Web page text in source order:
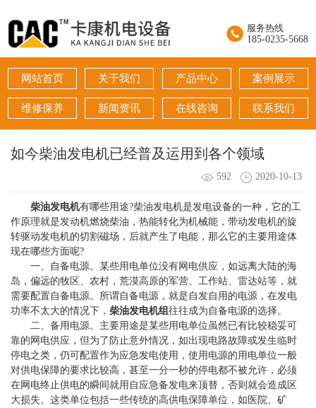
服务热线
185-0235-5668
网站首页 关于我们 产品中心 案例展示
维修保养 新闻资讯 在线咨询 联系我们
如今柴油发电机已经普及运用到各个领域
592 2020-10-13
柴油发电机有哪些用途?柴油发电机是发电设备的一种，它的工
作原理就是发动机燃烧柴油，热能转化为机械能，带动发电机的旋
转驱动发电机的切割磁场，后就产生了电能，那么它的主要用途体
现在哪些方面呢?
一、自备电源。某些用电单位没有网电供应，如远离大陆的海
岛，偏远的牧区、农村，荒漠高原的军营、工作站、雷达站等，就
需要配置自备电源。所谓自备电源，就是自发自用的电源，在发电
功率不太大的情况下， 柴油发电机组 往往成为自备电源的选择。
二、备用电源。主要用途是某些用电单位虽然已有比较稳妥可
靠的网电供应，但为了防止意外情况，如出现电路故障或发生临时
停电之类，仍可配置作为应急发电使用，使用电源的用电单位一般
对供电保障的要求比较高，甚至一分一秒的停电都不被允许，必须
在网电终止供电的瞬间就用自应急备发电来顶替，否则就会造成区
大损失。这类单位包括一些传统的高供电保障单位，如医院、矿